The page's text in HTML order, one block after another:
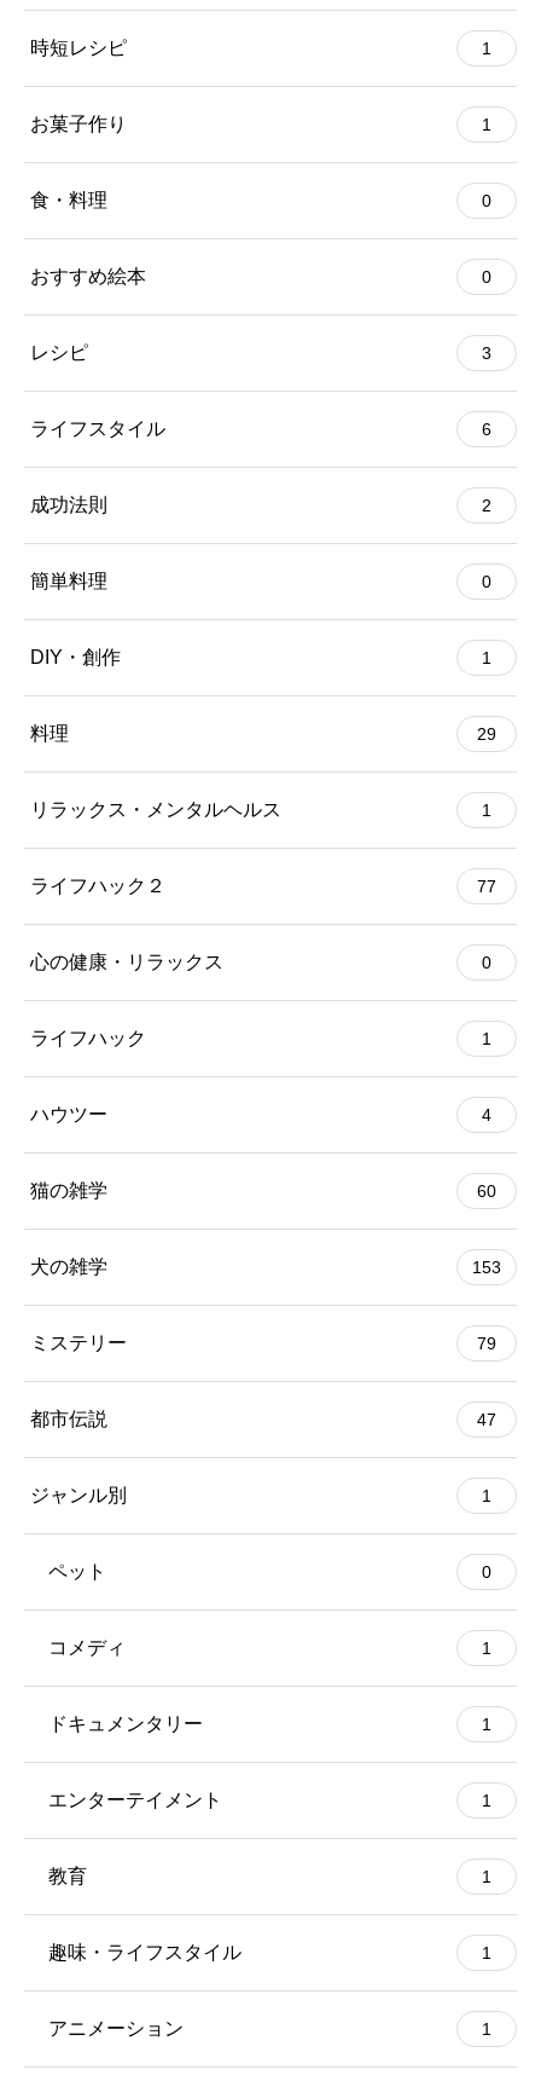
時短レシピ 1
お菓子作り 1
食・料理 0
おすすめ絵本 0
レシピ 3
ライフスタイル 6
成功法則 2
簡単料理 0
DIY・創作 1
料理 29
リラックス・メンタルヘルス 1
ライフハック２ 77
心の健康・リラックス 0
ライフハック 1
ハウツー 4
猫の雑学 60
犬の雑学 153
ミステリー 79
都市伝説 47
ジャンル別 1
ペット 0
コメディ 1
ドキュメンタリー 1
エンターテイメント 1
教育 1
趣味・ライフスタイル 1
アニメーション 1